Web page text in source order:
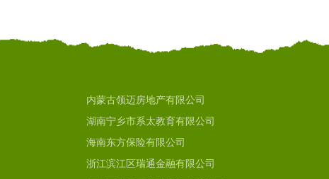
内蒙古领迈房地产有限公司
湖南宁乡市系太教育有限公司
海南东方保险有限公司
浙江滨江区瑞通金融有限公司